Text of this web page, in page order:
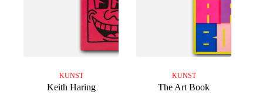
KUNST
Keith Haring
KUNST
The Art Book